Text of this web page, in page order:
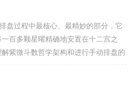
则前后平分；如果是奇数位，则前部
，数字 256：前一位 2 为上卦后两
盘过程中最核心、最精妙的部分，它
百多颗星曜精确地安置在十二宫之
紫微斗数哲学架构和进行手动排盘的